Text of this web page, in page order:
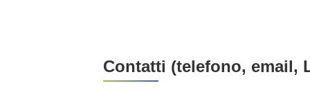
Contatti (telefono, email,